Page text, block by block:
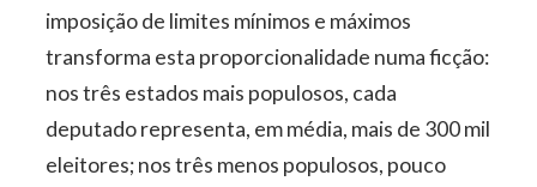
imposição de limites mínimos e máximos
transforma esta proporcionalidade numa ficção:
nos três estados mais populosos, cada
deputado representa, em média, mais de 300 mil
eleitores; nos três menos populosos, pouco